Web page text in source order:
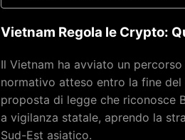
Vietnam Regola le Crypto:
Il Vietnam ha avviato un
normativo atteso entro la fine
proposta di legge che riconosce
a vigilanza statale, aprendo la
Sud-Est asiatico.